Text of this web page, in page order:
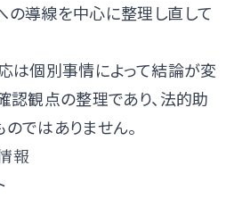
導線を中心に整理し直して
は個別事情によって結論が変
認観点の整理であり、法的助
ではありません。
報